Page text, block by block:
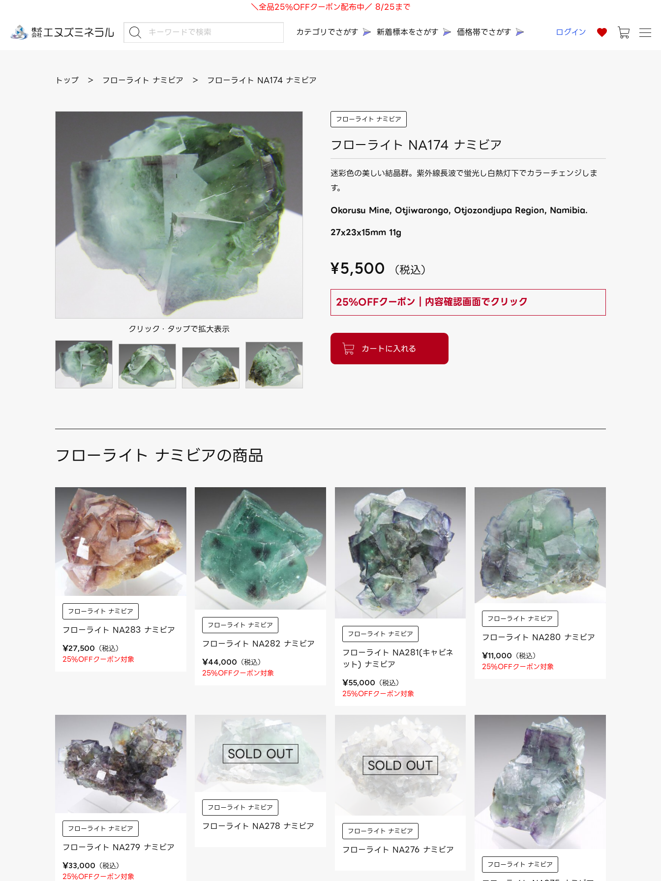
＼全品25%OFFクーポン配布中／ 8/25まで
カテゴリでさがす 新着標本をさがす 価格帯でさがす ログイン
トップ ＞ フローライト ナミビア ＞ フローライト NA174 ナミビア
クリック・タップで拡大表示
フローライト ナミビア
フローライト NA174 ナミビア
迷彩色の美しい結晶群。紫外線長波で蛍光し白熱灯下でカラーチェンジしま
す。
Okorusu Mine, Otjiwarongo, Otjozondjupa Region, Namibia.
27x23x15mm 11g
¥5,500 （税込）
25%OFFクーポン｜内容確認画面でクリック
フローライト ナミビアの商品
フローライト ナミビア
フローライト NA283 ナミビア
¥27,500 （税込）
25%OFFクーポン対象
フローライト ナミビア
フローライト NA282 ナミビア
¥44,000 （税込）
25%OFFクーポン対象
フローライト ナミビア
フローライト NA281(キャビネ
ット) ナミビア
¥55,000 （税込）
25%OFFクーポン対象
フローライト ナミビア
フローライト NA280 ナミビア
¥11,000 （税込）
25%OFFクーポン対象
フローライト ナミビア
フローライト NA279 ナミビア
¥33,000 （税込）
25%OFFクーポン対象
フローライト ナミビア
フローライト NA278 ナミビア フローライト ナミビア
フローライト NA276 ナミビア
フローライト ナミビア